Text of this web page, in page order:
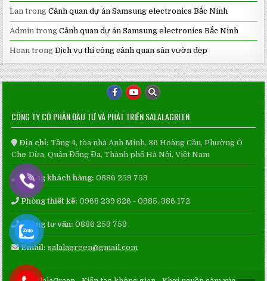
Lan trongCảnh quan dự án Samsung electronics Bắc Ninh
Admin trongCảnh quan dự án Samsung electronics Bắc Ninh
Hoan trongDịch vụ thi công cảnh quan sân vườn đẹp
CÔNG TY CỔ PHẦN ĐẦU TƯ VÀ PHÁT TRIỂN SALALAGREEN
Địa chỉ: Tầng 4, tòa nhà Anh Minh, 36 Hoàng Cầu, Phường Ô
Chợ Dừa, Quận Đống Đa, Thành phố Hà Nội, Việt Nam
Phòng khách hàng: 0886 259 759
Phòng thiết kế: 0968 239 826 - 0985. 386.172
Phòng tư vấn: 0886 259 759
Email: salalagreen@gmail.com